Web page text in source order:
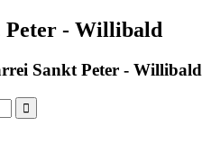
- Willibald
Sankt Peter - Willibald